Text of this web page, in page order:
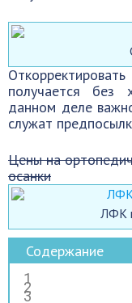
получается без
данном деле
служат
Цены на
осанки
ЛФК
Содержание